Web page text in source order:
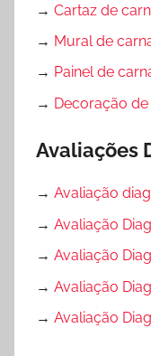
→ Cartaz de
→ Mural de
→ Painel de
→ Decoração
Avaliações
→ Avaliação
→ Avaliação
→ Avaliação
→ Avaliação
→ Avaliação